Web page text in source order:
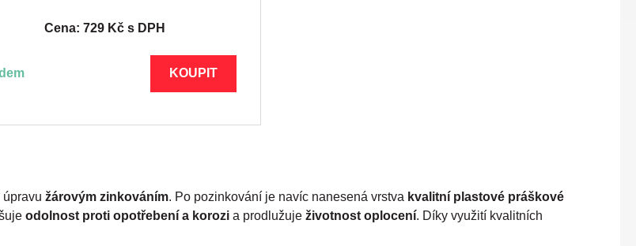
Cena: 729 Kč s DPH
KOUPIT
žárovým zinkováním. Po pozinkování je navíc nanesená vrstva kvalitní plastové práškové
odolnost proti opotřebení a korozi a prodlužuje životnost oplocení. Díky využití kvalitních